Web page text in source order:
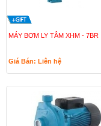
MÁY BƠM LY TÂM XHM - 7BR
Giá Bán: Liên hệ